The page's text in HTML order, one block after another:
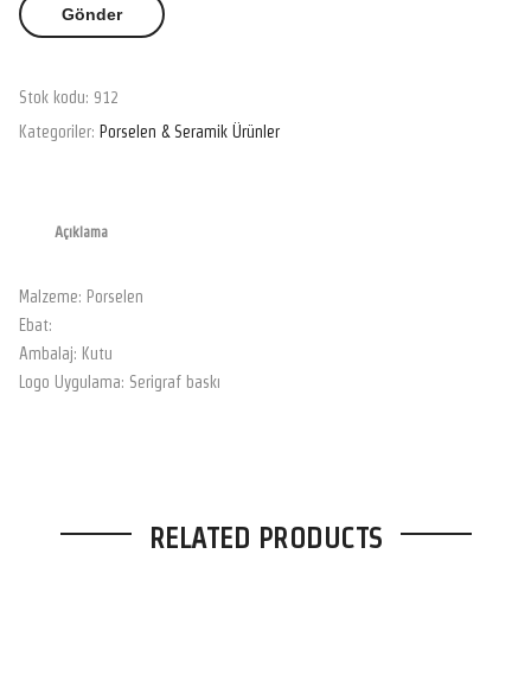
Stok kodu: 912
Kategoriler: Porselen & Seramik Ürünler
Açıklama
Malzeme: Porselen
Ebat:
Ambalaj: Kutu
Logo Uygulama: Serigraf baskı
RELATED PRODUCTS